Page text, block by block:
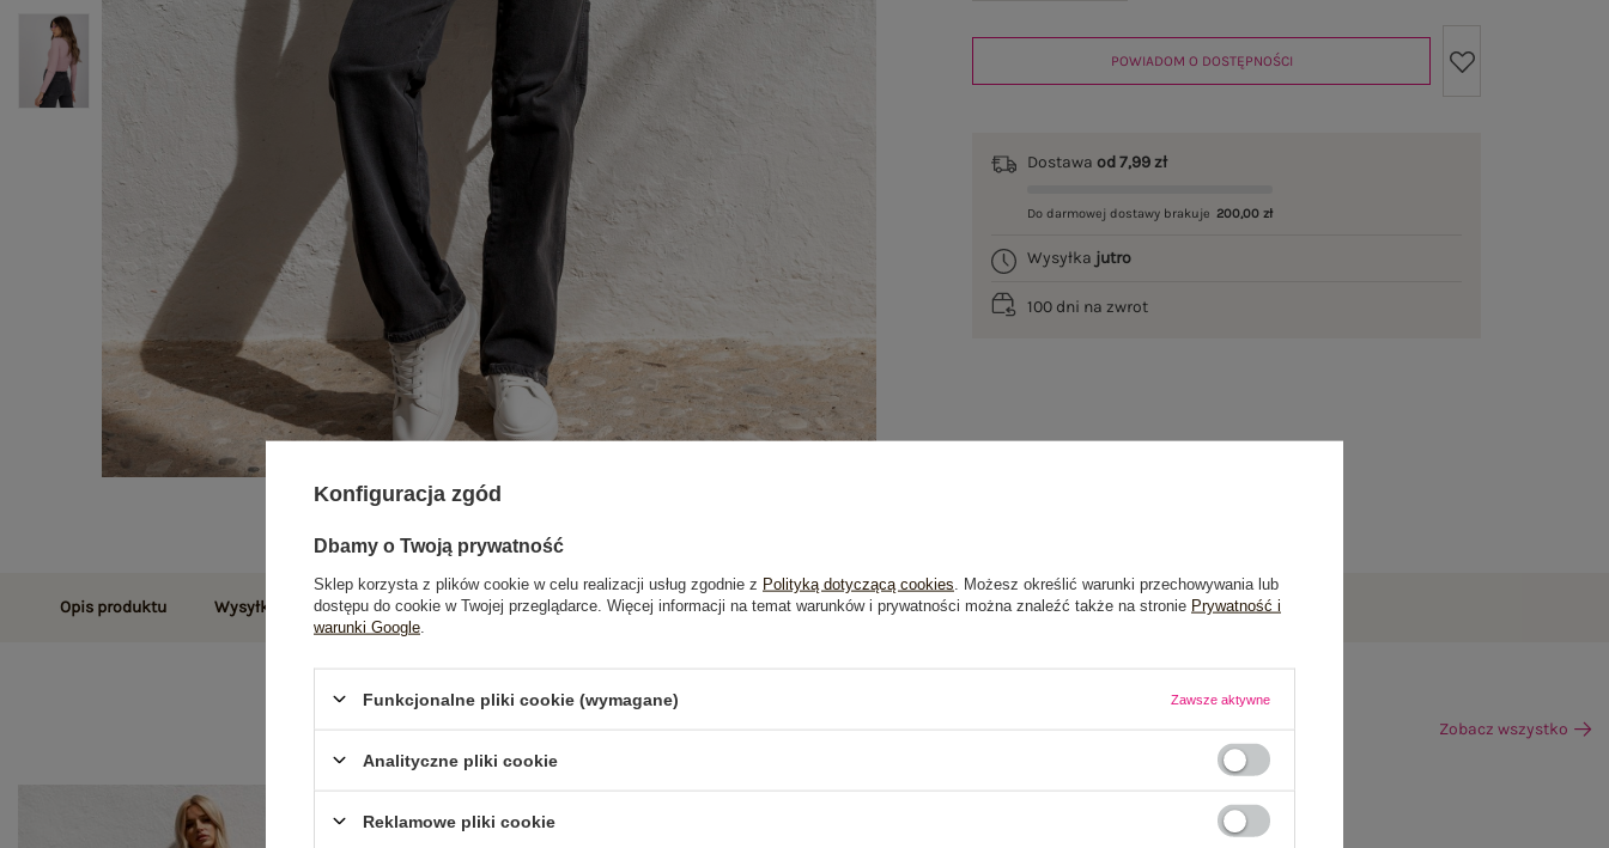
POWIADOM O DOSTĘPNOŚCI
Dostawaod 7,99 zł
Do darmowej dostawy brakuje 200,00 zł
Wysyłka jutro
100 dni na zwrot
Opis produktu Wysyłka i dostawa Zwroty i reklamacje Opinie o produkcie(0)
Zobacz wszystko
Konfiguracja zgód
Dbamy o Twoją prywatność
Sklep korzysta z plików cookie w celu realizacji usług zgodnie z Polityką dotyczącą cookies . Możesz określić warunki przechowywania lub
dostępu do cookie w Twojej przeglądarce. Więcej informacji na temat warunków i prywatności można znaleźć także na stronie Prywatność i
warunki Google
Funkcjonalne pliki cookie (wymagane) Zawsze aktywne
Analityczne pliki cookie
Reklamowe pliki cookie